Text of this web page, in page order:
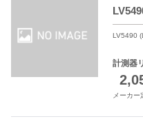
LV5490
計測器
メーカ